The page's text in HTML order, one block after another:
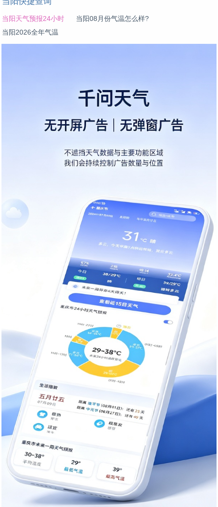
当阳天气预报24小时
当阳08月份气温怎么样?
当阳2026全年气温